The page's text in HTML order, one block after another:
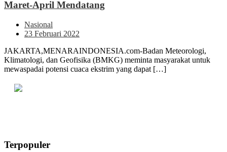
Maret-April Mendatang
Nasional
23 Februari 2022
JAKARTA,MENARAINDONESIA.com-Badan Meteorologi,
Klimatologi, dan Geofisika (BMKG) meminta masyarakat untuk
mewaspadai potensi cuaca ekstrim yang dapat […]
Terpopuler